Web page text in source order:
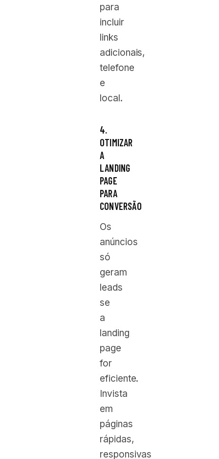
para
incluir
links
adicionais,
telefone
e
local.
4.
OTIMIZAR
A
LANDING
PAGE
PARA
CONVERSÃO
Os
anúncios
só
geram
leads
se
a
landing
page
for
eficiente.
Invista
em
páginas
rápidas,
responsivas